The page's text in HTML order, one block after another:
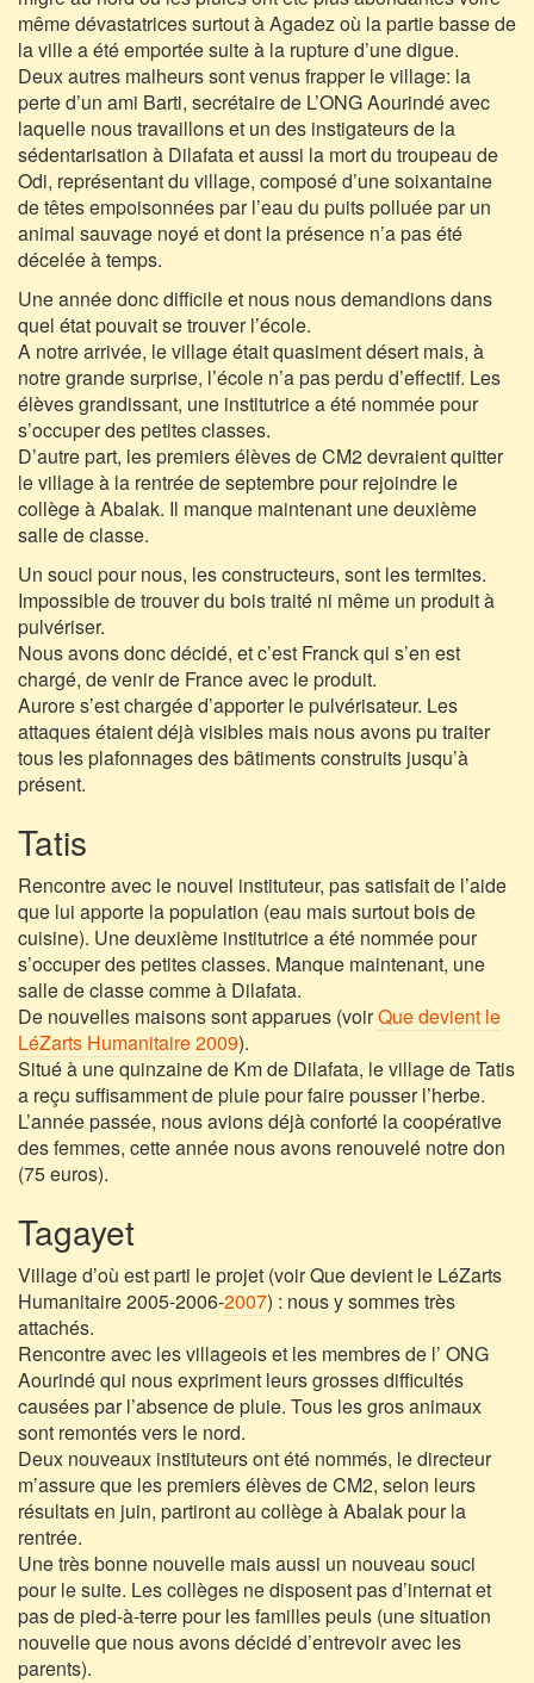
même dévastatrices surtout à Agadez où la partie basse de
la ville a été emportée suite à la rupture d’une digue.
Deux autres malheurs sont venus frapper le village: la
perte d’un ami Barti, secrétaire de L’ONG Aourindé avec
laquelle nous travaillons et un des instigateurs de la
sédentarisation à Dilafata et aussi la mort du troupeau de
Odi, représentant du village, composé d’une soixantaine
de têtes empoisonnées par l’eau du puits polluée par un
animal sauvage noyé et dont la présence n’a pas été
décelée à temps.
Une année donc difficile et nous nous demandions dans
quel état pouvait se trouver l’école.
A notre arrivée, le village était quasiment désert mais, à
notre grande surprise, l’école n’a pas perdu d’effectif. Les
élèves grandissant, une institutrice a été nommée pour
s’occuper des petites classes.
D’autre part, les premiers élèves de CM2 devraient quitter
le village à la rentrée de septembre pour rejoindre le
collège à Abalak. Il manque maintenant une deuxième
salle de classe.
Un souci pour nous, les constructeurs, sont les termites.
Impossible de trouver du bois traité ni même un produit à
pulvériser.
Nous avons donc décidé, et c’est Franck qui s’en est
chargé, de venir de France avec le produit.
Aurore s’est chargée d’apporter le pulvérisateur. Les
attaques étaient déjà visibles mais nous avons pu traiter
tous les plafonnages des bâtiments construits jusqu’à
présent.
Tatis
Rencontre avec le nouvel instituteur, pas satisfait de l’aide
que lui apporte la population (eau mais surtout bois de
cuisine). Une deuxième institutrice a été nommée pour
s’occuper des petites classes. Manque maintenant, une
salle de classe comme à Dilafata.
De nouvelles maisons sont apparues (voirQue devient le
LéZarts Humanitaire 2009).
Situé à une quinzaine de Km de Dilafata, le village de Tatis
a reçu suffisamment de pluie pour faire pousser l’herbe.
L’année passée, nous avions déjà conforté la coopérative
des femmes, cette année nous avons renouvelé notre don
(75 euros).
Tagayet
Village d’où est parti le projet (voir Que devient le LéZarts
Humanitaire 2005-2006-2007) : nous y sommes très
attachés.
Rencontre avec les villageois et les membres de l’ ONG
Aourindé qui nous expriment leurs grosses difficultés
causées par l’absence de pluie. Tous les gros animaux
sont remontés vers le nord.
Deux nouveaux instituteurs ont été nommés, le directeur
m’assure que les premiers élèves de CM2, selon leurs
résultats en juin, partiront au collège à Abalak pour la
rentrée.
Une très bonne nouvelle mais aussi un nouveau souci
pour le suite. Les collèges ne disposent pas d’internat et
pas de pied-à-terre pour les familles peuls (une situation
nouvelle que nous avons décidé d’entrevoir avec les
parents).